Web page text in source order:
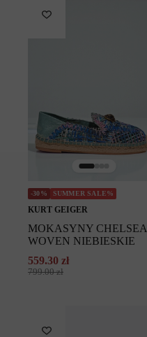
-30% SUMMER SALE%
KURT GEIGER
MOKASYNY CHELSEA
WOVEN NIEBIESKIE
799.00zł
Pierwotna
559.30 zł
Aktualna